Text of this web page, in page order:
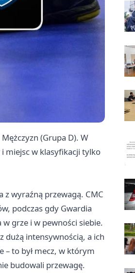
(Grupa D). W
miejsc w klasyfikacji tylko
z wyraźną przewagą. CMC
podczas gdy Gwardia
grze i w pewności siebie.
dużą intensywnością, a ich
– to był mecz, w którym
budowali przewagę.